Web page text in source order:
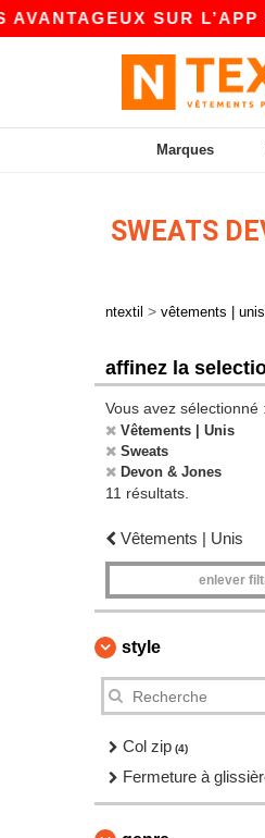
SUR L’APP !
Marques
SWEATS
ntextil > vêtements | unis
affinez la
Vous avez sélectionné :
Vêtements | Unis
Sweats
Devon & Jones
11 résultats.
Vêtements | Unis
enlever
style
Col zip (4)
Fermeture à